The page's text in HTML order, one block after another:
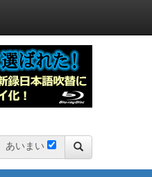
あいまい